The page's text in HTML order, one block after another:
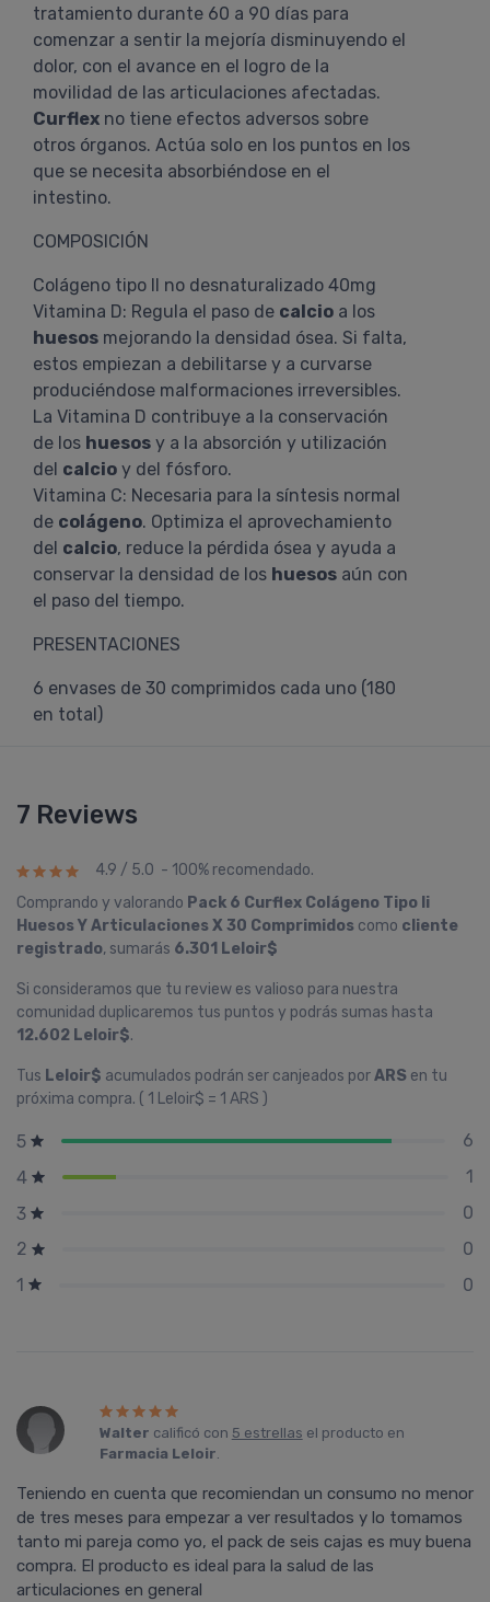
tratamiento durante 60 a 90 días para
comenzar a sentir la mejoría disminuyendo el
dolor, con el avance en el logro de la
movilidad de las articulaciones afectadas.
Curflex no tiene efectos adversos sobre
otros órganos. Actúa solo en los puntos en los
que se necesita absorbiéndose en el
intestino.
COMPOSICIÓN
Colágeno tipo II no desnaturalizado 40mg
Vitamina D: Regula el paso de calcio a los
huesos mejorando la densidad ósea. Si falta,
estos empiezan a debilitarse y a curvarse
produciéndose malformaciones irreversibles.
La Vitamina D contribuye a la conservación
de los huesos y a la absorción y utilización
del calcio y del fósforo.
Vitamina C: Necesaria para la síntesis normal
de colágeno. Optimiza el aprovechamiento
del calcio, reduce la pérdida ósea y ayuda a
conservar la densidad de los huesos aún con
el paso del tiempo.
PRESENTACIONES
6 envases de 30 comprimidos cada uno (180
en total)
7 Reviews
4.9 / 5.0 - 100% recomendado.
Comprando y valorando Pack 6 Curflex Colágeno Tipo Ii
Huesos Y Articulaciones X 30 Comprimidos como cliente
registrado, sumarás 6.301 Leloir$
Si consideramos que tu review es valioso para nuestra
comunidad duplicaremos tus puntos y podrás sumas hasta
12.602 Leloir$.
Tus Leloir$ acumulados podrán ser canjeados porARS en tu
próxima compra. ( 1 Leloir$ = 1 ARS )
5
6
4
1
3
0
2
0
1
0
Walter calificó con 5 estrellas el producto en
Farmacia Leloir.
Teniendo en cuenta que recomiendan un consumo no menor
de tres meses para empezar a ver resultados y lo tomamos
tanto mi pareja como yo, el pack de seis cajas es muy buena
compra. El producto es ideal para la salud de las
articulaciones en general